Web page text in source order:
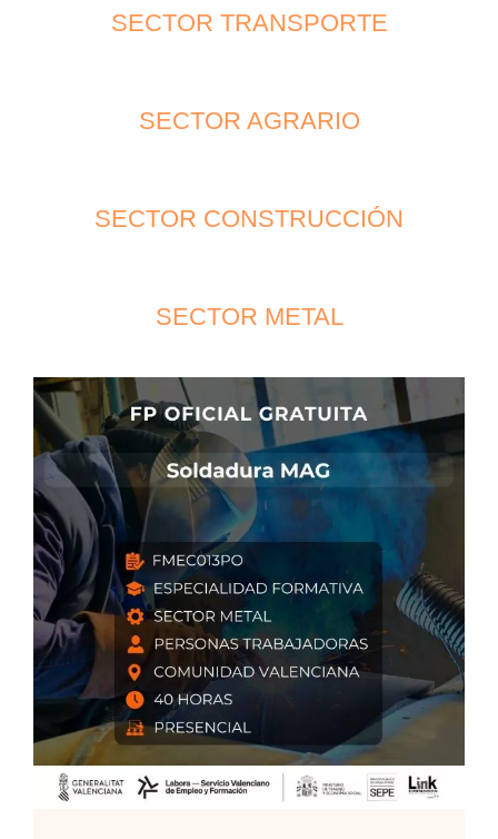
SECTOR TRANSPORTE
SECTOR AGRARIO
SECTOR CONSTRUCCIÓN
SECTOR METAL